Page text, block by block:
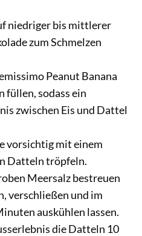
niedriger bis mittlerer
zum Schmelzen
Peanut Banana
füllen, sodass ein
zwischen Eis und Dattel
vorsichtig mit einem
Datteln tröpfeln.
Meersalz bestreuen
verschließen und im
auskühlen lassen.
die Datteln 10